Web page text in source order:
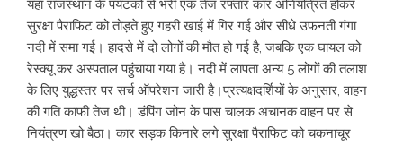
यहां राजस्थान के पर्यटकों से भरी एक तेज रफ्तार कार अनियंत्रित होकर
सुरक्षा पैराफिट को तोड़ते हुए गहरी खाई में गिर गई और सीधे उफनती गंगा
नदी में समा गई। हादसे में दो लोगों की मौत हो गई है, जबकि एक घायल को
रेस्क्यू कर अस्पताल पहुंचाया गया है। नदी में लापता अन्य 5 लोगों की तलाश
के लिए युद्धस्तर पर सर्च ऑपरेशन जारी है। ​ ​प्रत्यक्षदर्शियों के अनुसार, वाहन
की गति काफी तेज थी। डंपिंग जोन के पास चालक अचानक वाहन पर से
नियंत्रण खो बैठा। कार सड़क किनारे लगे सुरक्षा पैराफिट को चकनाचूर